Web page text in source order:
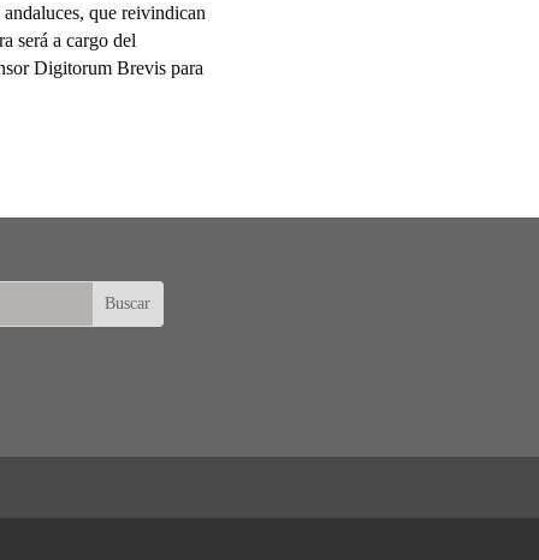
que reivindican
será a cargo del
Digitorum Brevis para